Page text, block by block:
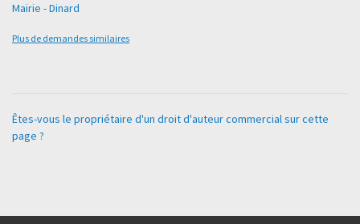
Mairie - Dinard
Plus de demandes similaires
Êtes-vous le propriétaire d'un droit d'auteur commercial sur cette
page ?